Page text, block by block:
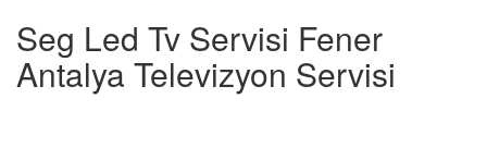
Seg Led Tv Servisi Fener
Antalya Televizyon Servisi